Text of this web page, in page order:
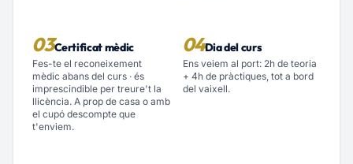
03Certificat mèdic
Fes-te el reconeixement
mèdic abans del curs · és
imprescindible per treure't la
llicència. A prop de casa o amb
el cupó descompte que
t'enviem.
04Dia del curs
Ens veiem al port: 2h de teoria
+ 4h de pràctiques, tot a bord
del vaixell.